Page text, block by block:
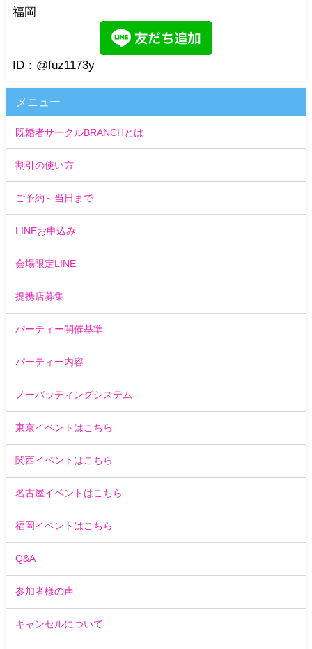
福岡
ID：@fuz1173y
メニュー
既婚者サークルBRANCHとは
割引の使い方
ご予約～当日まで
LINEお申込み
会場限定LINE
提携店募集
パーティー開催基準
パーティー内容
ノーバッティングシステム
東京イベントはこちら
関西イベントはこちら
名古屋イベントはこちら
福岡イベントはこちら
Q&A
参加者様の声
キャンセルについて